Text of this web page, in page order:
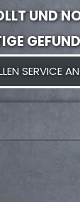
UND
SERVICE